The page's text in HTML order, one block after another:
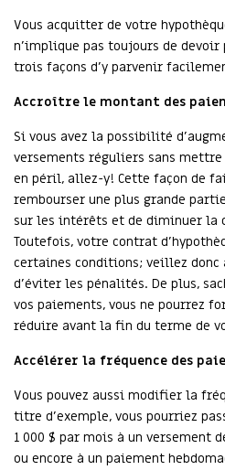
Vous acquitter de votre
n’implique pas toujours de
trois façons d’y parvenir
Accroître le montant des
Si vous avez la possibilité
versements réguliers sans
en péril, allez-y! Cette façon de
rembourser une plus grande
sur les intérêts et de diminuer la
Toutefois, votre contrat
certaines conditions; veillez
d’éviter les pénalités. De plus,
vos paiements, vous ne pourrez
réduire avant la fin du terme de
Accélérer la fréquence des
Vous pouvez aussi modifier la
titre d’exemple, vous pourriez
1 000 $ par mois à un versement
ou encore à un paiement